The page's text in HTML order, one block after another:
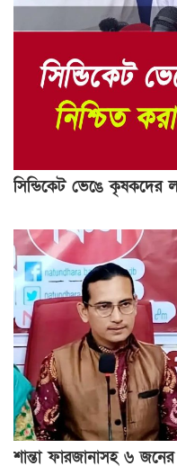
সিন্ডিকেট ভেঙে কৃষকদের
শান্তা ফারজানাসহ ৬